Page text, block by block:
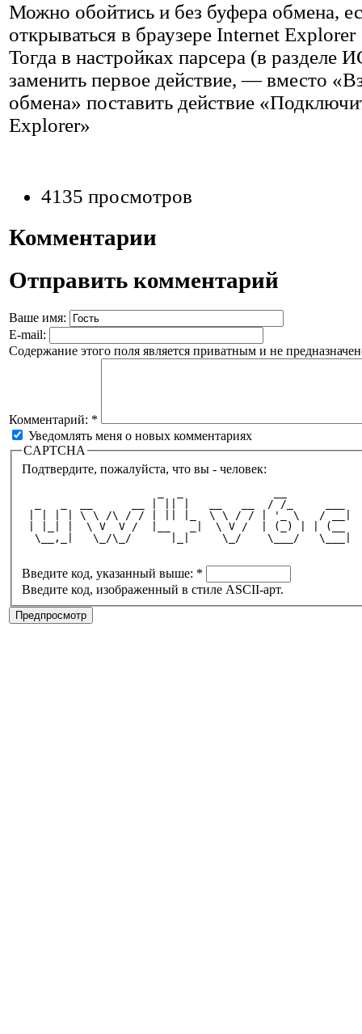
Можно обойтись и без буфера обмена,
открываться в браузере Internet Explorer
Тогда в настройках парсера (в
заменить первое действие, — вместо
обмена» поставить действие
Explorer»
4135 просмотров
Комментарии
Отправить комментарий
Ваше имя:
E-mail:
Содержание этого поля является приватным и не
Комментарий: *
Уведомлять меня о новых комментариях
CAPTCHA
Подтвердите, пожалуйста, что вы - человек:
  _   _  __      __ | || |   __   __  / /_     ___
| | | | \ \ /\ / / | || |_  \ \ / / | '_ \   / __|
| |_| |  \ V  V /  |__   _|  \ V /  | (_) | | (__
  \__,_|   \_/\_/      |_|     \_/    \___/   \___|
Введите код, указанный выше: *
Введите код, изображенный в стиле ASCII-арт.